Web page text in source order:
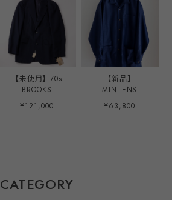
【未使用】70s
BROOKS
BROTHERS wool
Navy blazer made
ジャケット サイズ
¥121,000
【新品】
MINTENS
Vintage Loro
Piana made in
¥63,800
CATEGORY